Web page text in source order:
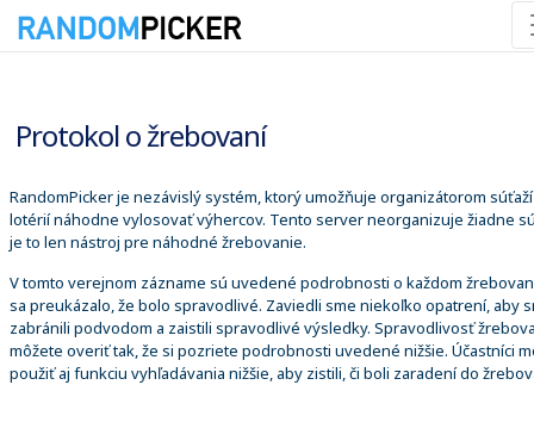
Protokol o žrebovaní
RandomPicker je nezávislý systém, ktorý umožňuje organizátorom
lotérií náhodne vylosovať výhercov. Tento server neorganizuje žiadne
je to len nástroj pre náhodné žrebovanie.
V tomto verejnom zázname sú uvedené podrobnosti o každom
sa preukázalo, že bolo spravodlivé. Zaviedli sme niekoľko opatrení, aby
zabránili podvodom a zaistili spravodlivé výsledky. Spravodlivosť
môžete overiť tak, že si pozriete podrobnosti uvedené nižšie. Účastníci
použiť aj funkciu vyhľadávania nižšie, aby zistili, či boli zaradení do